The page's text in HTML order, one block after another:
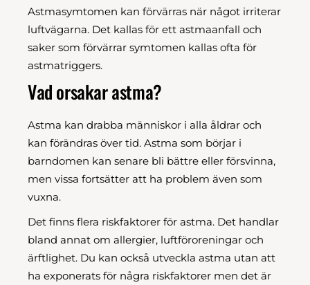
Astmasymtomen kan förvärras när något irriterar
luftvägarna. Det kallas för ett astmaanfall och
saker som förvärrar symtomen kallas ofta för
astmatriggers.
Vad orsakar astma?
Astma kan drabba människor i alla åldrar och
kan förändras över tid. Astma som börjar i
barndomen kan senare bli bättre eller försvinna,
men vissa fortsätter att ha problem även som
vuxna.
Det finns flera riskfaktorer för astma. Det handlar
bland annat om allergier, luftföroreningar och
ärftlighet. Du kan också utveckla astma utan att
ha exponerats för några riskfaktorer men det är